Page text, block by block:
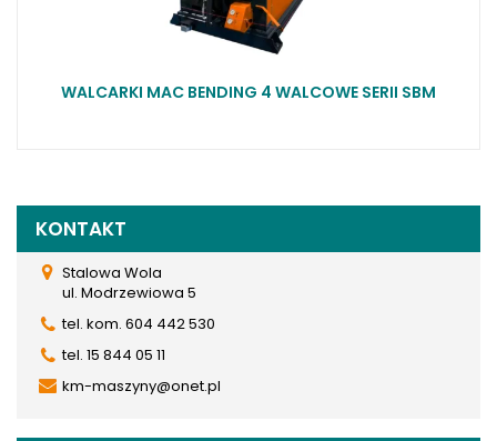
WALCARKI MAC BENDING 4 WALCOWE SERII SBM
KONTAKT
Stalowa Wola
ul. Modrzewiowa 5
tel. kom. 604 442 530
tel. 15 844 05 11
km-maszyny@onet.pl